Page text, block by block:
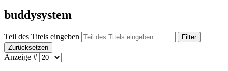
buddysystem
Teil des Titels eingeben
Filter
Zurücksetzen
Anzeige #